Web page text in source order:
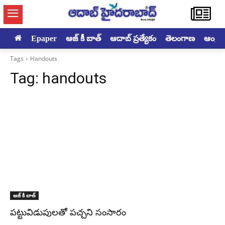
Epaper ఆజ్ కీ బాత్ ఆదాబ్ ప్రత్యేకం తెలంగాణ
Tags Handouts
Tag: handouts
ఆజ్ కీ బాత్
పట్టువిడుపులతో పచ్చని సంసారం